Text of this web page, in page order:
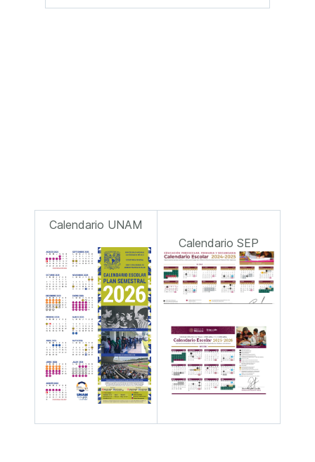
Calendario UNAM
Calendario SEP